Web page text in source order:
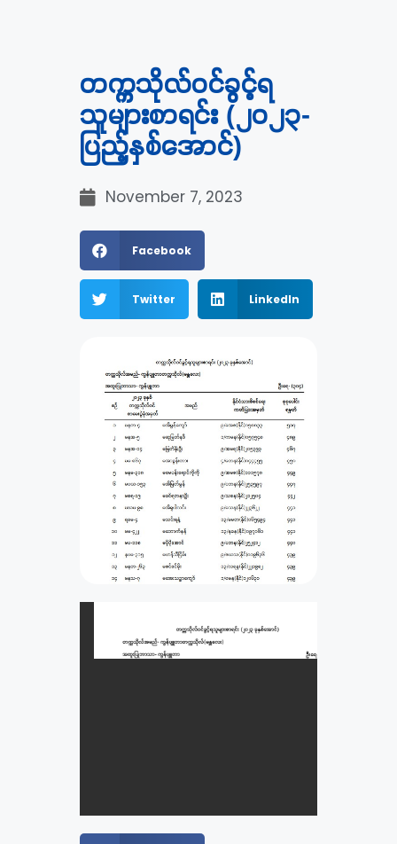
တက္ကသိုလ်ဝင်ခွင့်ရ
သူများစာရင်း (၂၀၂၃-
ပြည့်နှစ်အောင်)
November 7, 2023
Facebook
Twitter LinkedIn